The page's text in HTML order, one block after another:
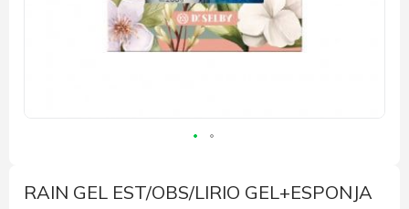
comienzo
de
RAIN GEL EST/OBS/LIRIO GEL+ESPONJA